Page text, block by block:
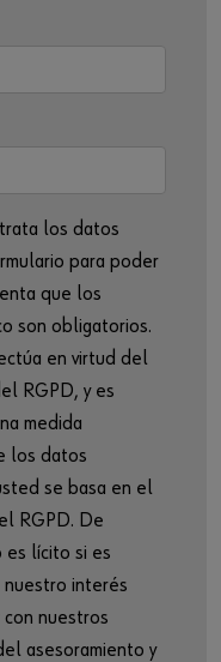
los datos
para poder
que los
son obligatorios.
en virtud del
RGPD, y es
medida
los datos
se basa en el
RGPD. De
lícito si es
nuestro interés
nuestros
asesoramiento y